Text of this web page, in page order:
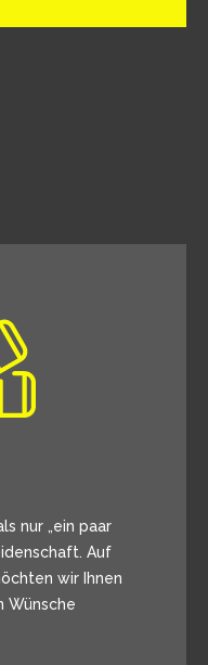
nur „ein paar
Auf
wir Ihnen
Wünsche